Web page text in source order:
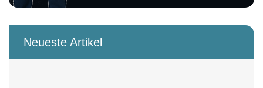
Neueste Artikel